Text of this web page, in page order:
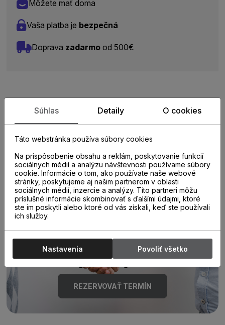
Môžete mať doma
Vaša platba je bezpečná
Doprava zadarmo od 500€
Zistite viac o vlastnostiach
produktu
Poraďte sa s
odborníkom u nás na
predajni.
REZERVOVAŤ TERMÍN
Súhlas Detaily O cookies
Táto webstránka používa súbory cookies
Na prispôsobenie obsahu a reklám, poskytovanie funkcií
sociálnych médií a analýzu návštevnosti používame súbory
cookie. Informácie o tom, ako používate naše webové
stránky, poskytujeme aj našim partnerom v oblasti
sociálnych médií, inzercie a analýzy. Títo partneri môžu
príslušné informácie skombinovať s ďalšími údajmi, ktoré
ste im poskytli alebo ktoré od vás získali, keď ste používali
ich služby.
Nastavenia Povoliť všetko